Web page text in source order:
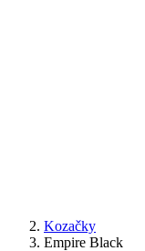
Kozačky
Empire Black